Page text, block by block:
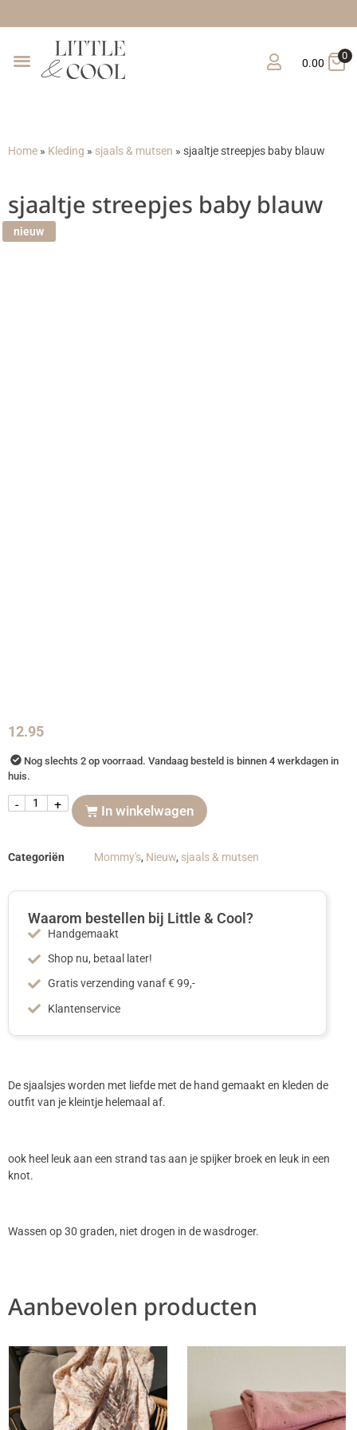
0.00
0
Home » Kleding » sjaals & mutsen » sjaaltje streepjes baby blauw
sjaaltje streepjes baby blauw
nieuw
12.95
Nog slechts 2 op voorraad. Vandaag besteld is binnen 4 werkdagen in
huis.
- + In winkelwagen
Categoriën Mommy's, Nieuw, sjaals & mutsen
Waarom bestellen bij Little & Cool?
Handgemaakt
Shop nu, betaal later!
Gratis verzending vanaf € 99,-
Klantenservice
De sjaalsjes worden met liefde met de hand gemaakt en kleden de
outfit van je kleintje helemaal af.
ook heel leuk aan een strand tas aan je spijker broek en leuk in een
knot.
Wassen op 30 graden, niet drogen in de wasdroger.
Aanbevolen producten